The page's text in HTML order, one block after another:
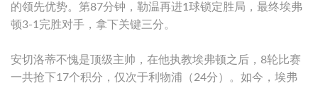
的领先优势。第87分钟，勒温再进1球锁定胜局，最终埃弗
顿3-1完胜对手，拿下关键三分。
安切洛蒂不愧是顶级主帅，在他执教埃弗顿之后，8轮比赛
一共抢下17个积分，仅次于利物浦（24分）。如今，埃弗